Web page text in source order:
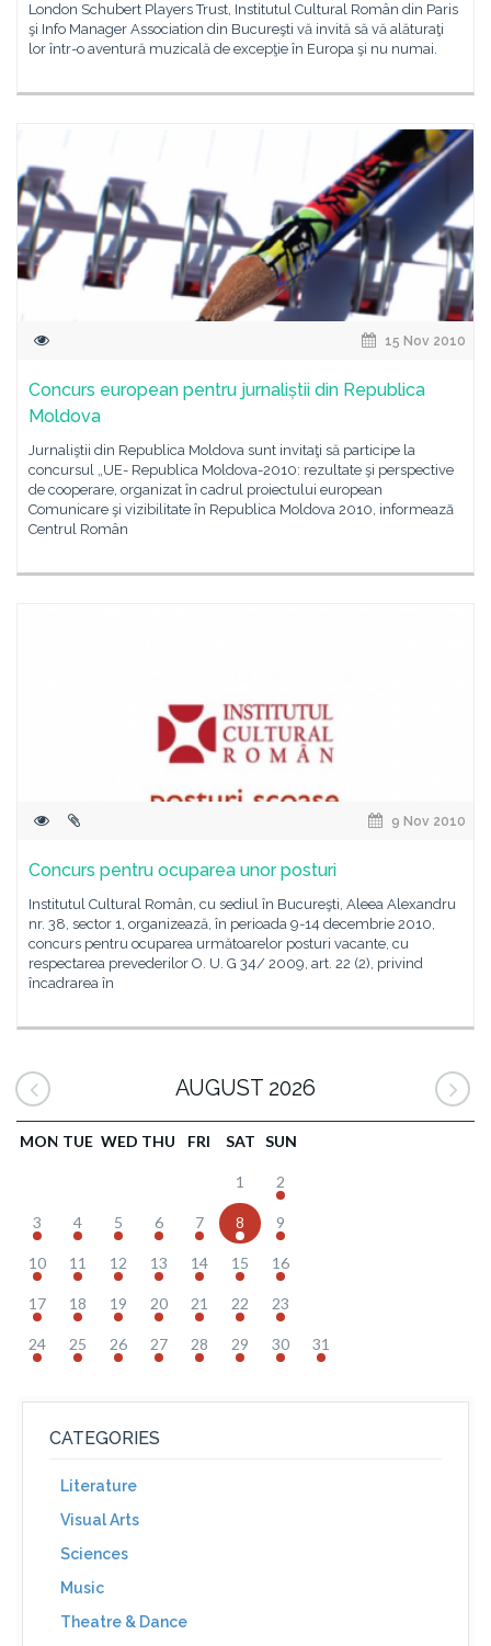
London Schubert Players Trust, Institutul Cultural Român din Paris
şi Info Manager Association din Bucureşti vă invită să vă alăturaţi
lor într-o aventură muzicală de excepţie în Europa şi nu numai.
15 Nov 2010
Concurs european pentru jurnaliștii din Republica
Moldova
Jurnaliştii din Republica Moldova sunt invitaţi să participe la
concursul „UE- Republica Moldova-2010: rezultate şi perspective
de cooperare, organizat în cadrul proiectului european
Comunicare şi vizibilitate în Republica Moldova 2010, informeazӑ
Centrul Român
9 Nov 2010
Concurs pentru ocuparea unor posturi
Institutul Cultural Român, cu sediul în Bucureşti, Aleea Alexandru
nr. 38, sector 1, organizează, în perioada 9-14 decembrie 2010,
concurs pentru ocuparea următoarelor posturi vacante, cu
respectarea prevederilor O. U. G 34/ 2009, art. 22 (2), privind
încadrarea în
AUGUST 2026
MON TUE WED THU FRI SAT SUN
1 2
3 4 5 6 7 8 9
10 11 12 13 14 15 16
17 18 19 20 21 22 23
24 25 26 27 28 29 30 31
CATEGORIES
Literature
Visual Arts
Sciences
Music
Theatre & Dance